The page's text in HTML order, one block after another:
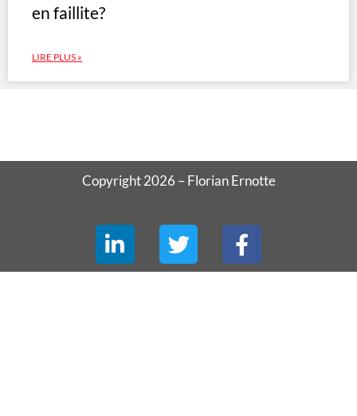
en faillite?
LIRE PLUS »
Copyright 2026 – Florian Ernotte